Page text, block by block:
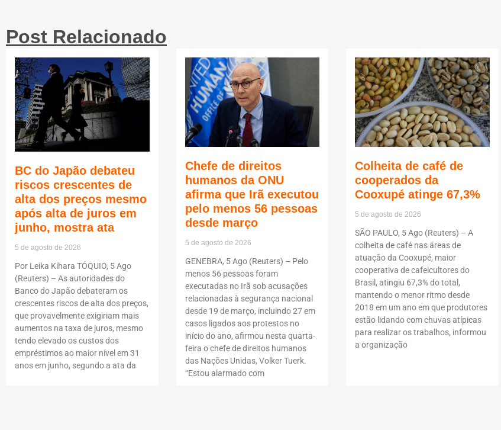
Post Relacionado
BC do Japão debateu
riscos crescentes de
alta dos preços mesmo
após alta de juros em
junho, mostra ata
5 de agosto de 2026
Por Leika Kihara TÓQUIO, 5 Ago
(Reuters) – As autoridades do
Banco do Japão debateram os
crescentes riscos de alta dos preços,
que provavelmente exigiriam mais
aumentos na taxa de juros, mesmo
tendo elevado os custos dos
empréstimos ao maior nível em 31
anos em junho, segundo a ata da
Chefe de direitos
humanos da ONU
afirma que Irã executou
pelo menos 56 pessoas
desde março
5 de agosto de 2026
GENEBRA, 5 Ago (Reuters) – Pelo
menos 56 pessoas foram
executadas no Irã sob acusações
relacionadas à segurança nacional
desde 19 de março, incluindo 27 em
casos ligados aos protestos no
início do ano, afirmou nesta quarta-
feira o chefe de direitos humanos
das Nações Unidas, Volker Tuerk.
“Estou alarmado com
Colheita de café de
cooperados da
Cooxupé atinge 67,3%
5 de agosto de 2026
SÃO PAULO, 5 Ago (Reuters) – A
colheita de café nas áreas de
atuação da Cooxupé, maior
cooperativa de cafeicultores do
Brasil, atingiu 67,3% do total,
mantendo o menor ritmo desde
2018 em um ano em que produtores
estão lidando com chuvas atípicas
para realizar os trabalhos, informou
a organização